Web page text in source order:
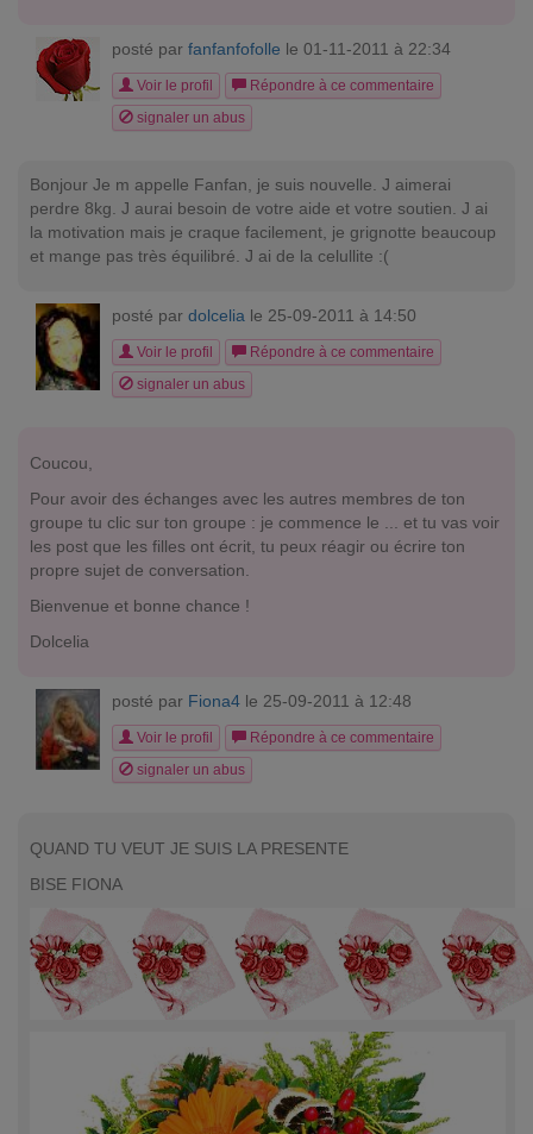
posté par fanfanfofolle le 01-11-2011 à 22:34
Voir le profil
Répondre à ce commentaire
signaler un abus
Bonjour Je m appelle Fanfan, je suis nouvelle. J aimerai
perdre 8kg. J aurai besoin de votre aide et votre soutien. J ai
la motivation mais je craque facilement, je grignotte beaucoup
et mange pas très équilibré. J ai de la celullite :(
posté par dolcelia le 25-09-2011 à 14:50
Voir le profil
Répondre à ce commentaire
signaler un abus
Coucou,
Pour avoir des échanges avec les autres membres de ton
groupe tu clic sur ton groupe : je commence le ... et tu vas voir
les post que les filles ont écrit, tu peux réagir ou écrire ton
propre sujet de conversation.
Bienvenue et bonne chance !
Dolcelia
posté par Fiona4 le 25-09-2011 à 12:48
Voir le profil
Répondre à ce commentaire
signaler un abus
QUAND TU VEUT JE SUIS LA PRESENTE
BISE FIONA